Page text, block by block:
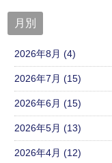
月別
2026年8月 (4)
2026年7月 (15)
2026年6月 (15)
2026年5月 (13)
2026年4月 (12)